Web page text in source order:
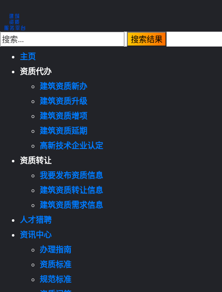
主页
资质代办
建筑资质新办
建筑资质升级
建筑资质增项
建筑资质延期
高新技术企业认定
资质转让
我要发布资质信息
建筑资质转让信息
建筑资质需求信息
人才猎聘
资讯中心
办理指南
资质标准
规范标准